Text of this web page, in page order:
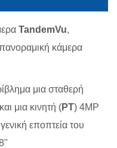
TandemVu,
κάμερα
μια σταθερή
μια κινητή (PT) 4MP
εποπτεία του